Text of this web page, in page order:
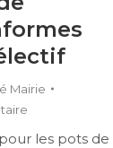
Mairie
les pots de